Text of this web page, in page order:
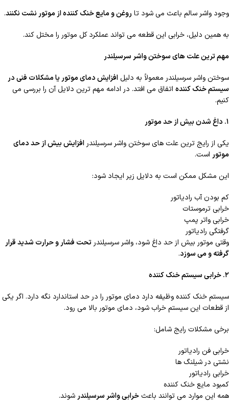
وجود واشر سالم باعث می شود تاروغن و مایع خنک کننده از موتور نشت نکنند.
به همین دلیل، خرابی این قطعه می تواند عملکرد کل موتور را مختل کند.
مهم ترین علت های سوختن واشر سرسیلندر
سوختن واشر سرسیلندر معمولاً به دلیل افزایش دمای موتور یا مشکلات فنی در
سیستم خنک کننده اتفاق می افتد. در ادامه مهم ترین دلایل آن را بررسی می
کنیم.
۱. داغ شدن بیش از حد موتور
یکی از رایج ترین علت های سوختن واشر سرسیلندر افزایش بیش از حد دمای
موتور است.
این مشکل ممکن است به دلایل زیر ایجاد شود:
کم بودن آب رادیاتور
خرابی ترموستات
خرابی واتر پمپ
گرفتگی رادیاتور
وقتی موتور بیش از حد داغ شود، واشر سرسیلندر تحت فشار و حرارت شدید قرار
گرفته و می سوزد.
۲. خرابی سیستم خنک کننده
سیستم خنک کننده وظیفه دارد دمای موتور را در حد استاندارد نگه دارد. اگر یکی
از قطعات این سیستم خراب شود، دمای موتور بالا می رود.
برخی مشکلات رایج شامل:
خرابی فن رادیاتور
نشتی در شیلنگ ها
خرابی رادیاتور
کمبود مایع خنک کننده
همه این موارد می توانند باعث خرابی واشر سرسیلندر شوند.